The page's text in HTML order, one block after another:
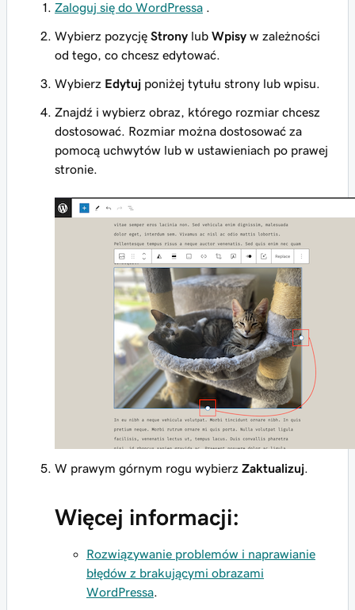
Zaloguj się do WordPressa
Wybierz pozycję Strony lub Wpisy w zależności
od tego, co chcesz edytować.
Wybierz Edytuj poniżej tytułu strony lub wpisu.
Znajdź i wybierz obraz, którego rozmiar chcesz
dostosować. Rozmiar można dostosować za
pomocą uchwytów lub w ustawieniach po prawej
stronie.
W prawym górnym rogu wybierz Zaktualizuj
Więcej informacji:
Rozwiązywanie problemów i naprawianie
błędów z brakującymi obrazami
WordPressa